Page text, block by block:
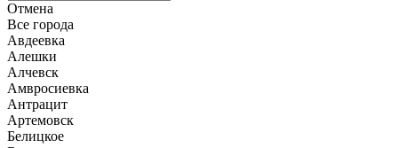
Отмена
Все города
Авдеевка
Алешки
Алчевск
Амвросиевка
Антрацит
Артемовск
Белицкое